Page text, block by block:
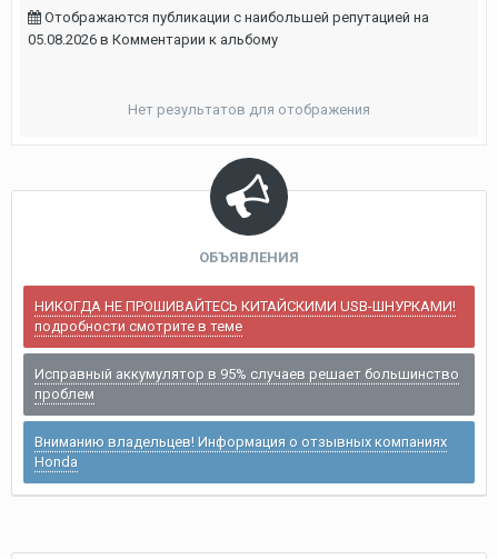
Отображаются публикации с наибольшей репутацией на
05.08.2026 в Комментарии к альбому
Нет результатов для отображения
ОБЪЯВЛЕНИЯ
НИКОГДА НЕ ПРОШИВАЙТЕСЬ КИТАЙСКИМИ USB-ШНУРКАМИ!
подробности смотрите в теме
Исправный аккумулятор в 95% случаев решает большинство
проблем
Вниманию владельцев! Информация о отзывных компаниях
Honda